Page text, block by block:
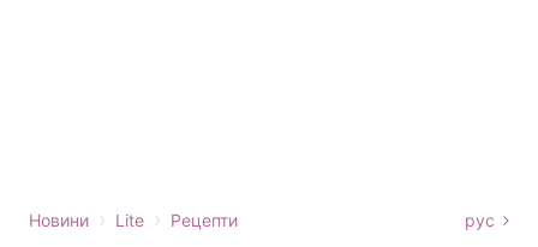
Новини › Lite › Рецепти рус